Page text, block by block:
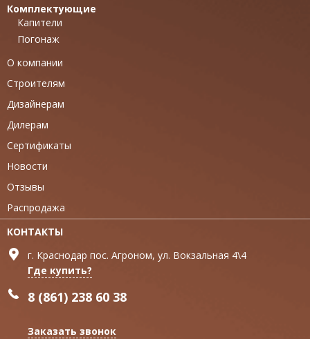
Комплектующие
Капители
Погонаж
О компании
Строителям
Дизайнерам
Дилерам
Сертификаты
Новости
Отзывы
Распродажа
КОНТАКТЫ
г. Краснодар пос. Агроном, ул. Вокзальная 4\4
Где купить?
8 (861) 238 60 38
Заказать звонок